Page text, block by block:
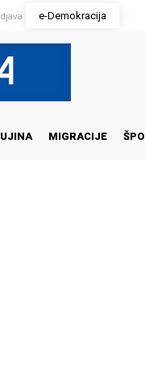
e-Demokracija
MIGRACIJE